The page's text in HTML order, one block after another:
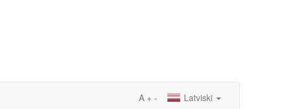
Latviski
A + -